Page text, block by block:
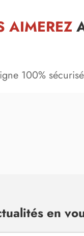
AIMEREZ
100% sécurisé
en